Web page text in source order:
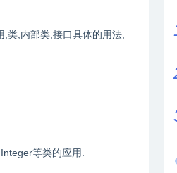
,内部类,接口具体的用法,
等类的应用.